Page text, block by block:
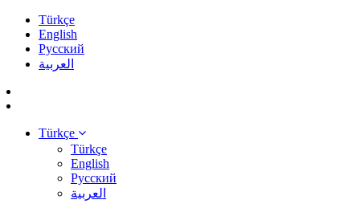
Türkçe
English
Pусский
العربية
Türkçe
Türkçe
English
Pусский
العربية